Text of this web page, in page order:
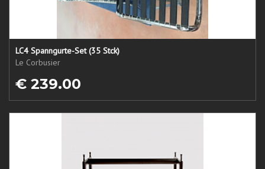
LC4 Spanngurte-Set (35 Stck)
Le Corbusier
€ 239.00